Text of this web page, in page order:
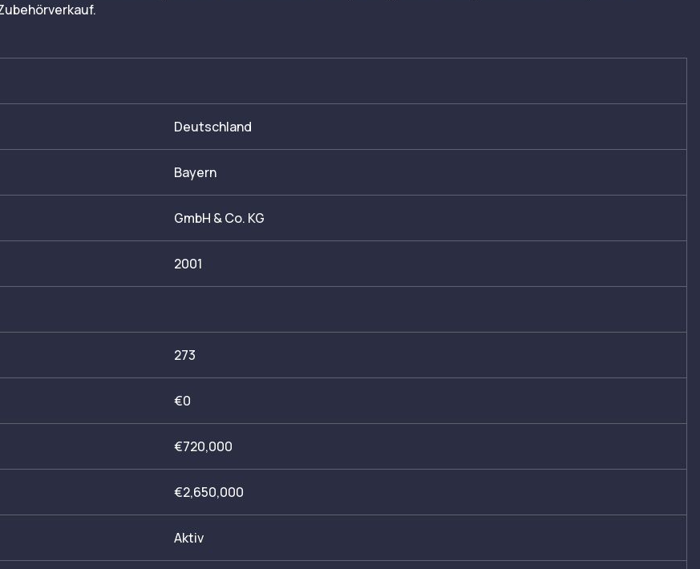
Deutschland
Bayern
GmbH & Co. KG
2001
273
€0
€720,000
€2,650,000
Aktiv